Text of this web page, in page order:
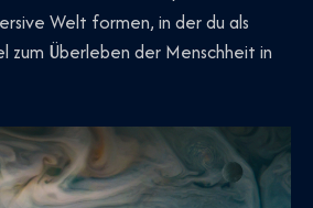
Welt formen, in der du als
zum Überleben der Menschheit in